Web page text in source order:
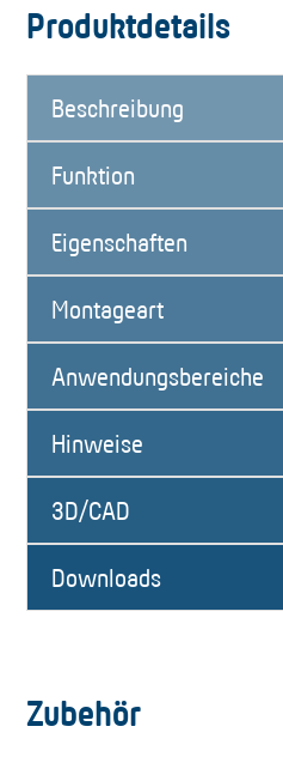
Produktdetails
Beschreibung
Funktion
Eigenschaften
Montageart
Anwendungsbereiche
Hinweise
3D/CAD
Downloads
Zubehör